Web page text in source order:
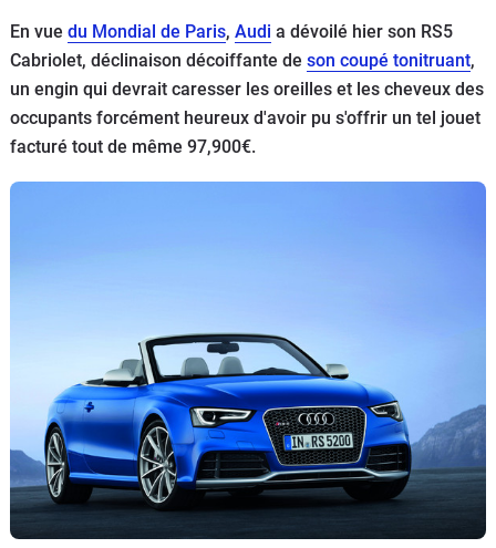
Utilitaires
Flottes
Auto
En vue du Mondial de Paris, Audi a dévoilé hier son RS5
Cabriolet, déclinaison décoiffante de son coupé tonitruant,
un engin qui devrait caresser les oreilles et les cheveux des
occupants forcément heureux d'avoir pu s'offrir un tel jouet
facturé tout de même 97,900€.